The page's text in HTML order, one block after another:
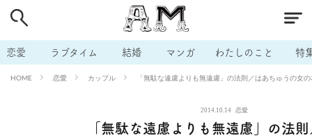
恋愛 ラブタイム 結婚 マンガ わたしのこと 特
HOME 恋愛 カップル 「無駄な遠慮よりも無遠慮」の法則／はあちゅうの女
2014.10.14 恋愛
「無駄な遠慮よりも無遠慮」の法
# 男の本音 # セフレ # 不倫
# 出会う方法 # マッチングアプリ # ラブグッズ # 体の相